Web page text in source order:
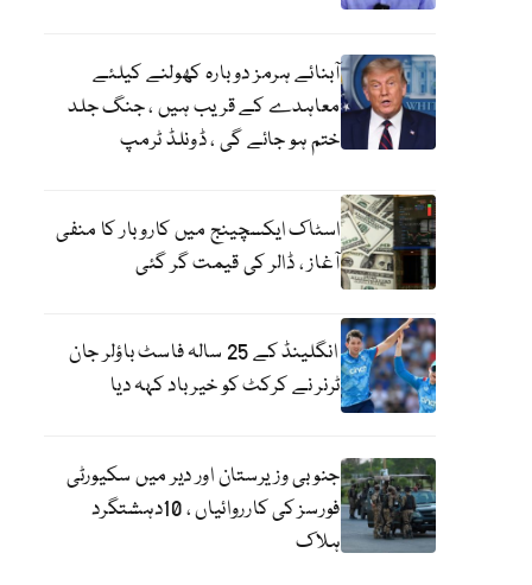
آبنائے ہرمز دوبارہ کھولنے کیلئے
معاہدے کے قریب ہیں ، جنگ جلد
ختم ہو جائے گی ، ڈونلڈ ٹرمپ
اسٹاک ایکسچینج میں کاروبار کا منفی
آغاز ، ڈالر کی قیمت گر گئی
انگلینڈ کے 25 سالہ فاسٹ باؤلر جان
ٹرنر نے کرکٹ کو خیر باد کہہ دیا
جنوبی وزیرستان اور دیر میں سکیورٹی
فورسز کی کارروائیاں ، 10دہشتگرد
ہلاک